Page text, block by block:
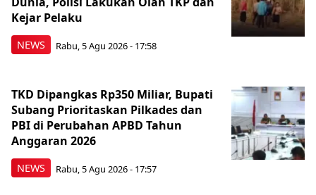
NEWS
Kejar Pelaku
Rabu, 5 Agu 2026 - 17:58
NEWS
TKD Dipangkas Rp350 Miliar, Bupati
Subang Prioritaskan Pilkades dan
PBI di Perubahan APBD Tahun
Anggaran 2026
Rabu, 5 Agu 2026 - 17:57